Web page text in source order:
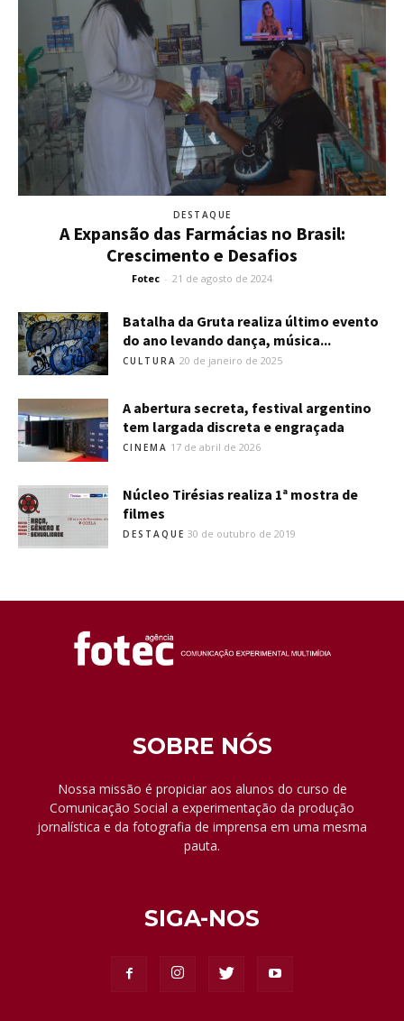
DESTAQUE
A Expansão das Farmácias no Brasil:
Crescimento e Desafios
Fotec - 21 de agosto de 2024
Batalha da Gruta realiza último evento
do ano levando dança, música...
CULTURA 20 de janeiro de 2025
A abertura secreta, festival argentino
tem largada discreta e engraçada
CINEMA 17 de abril de 2026
Núcleo Tirésias realiza 1ª mostra de
filmes
DESTAQUE 30 de outubro de 2019
SOBRE NÓS
Nossa missão é propiciar aos alunos do curso de
Comunicação Social a experimentação da produção
jornalística e da fotografia de imprensa em uma mesma
pauta.
SIGA-NOS